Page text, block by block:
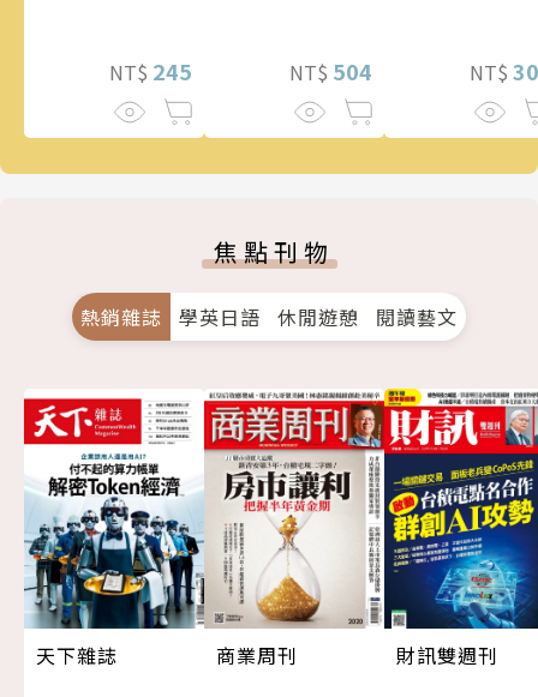
NT$ 245 NT$ 504 NT$
焦點刊物
熱銷雜誌 學英日語 休閒遊憩 閱讀藝文
天下雜誌
商業周刊
財訊雙週刊